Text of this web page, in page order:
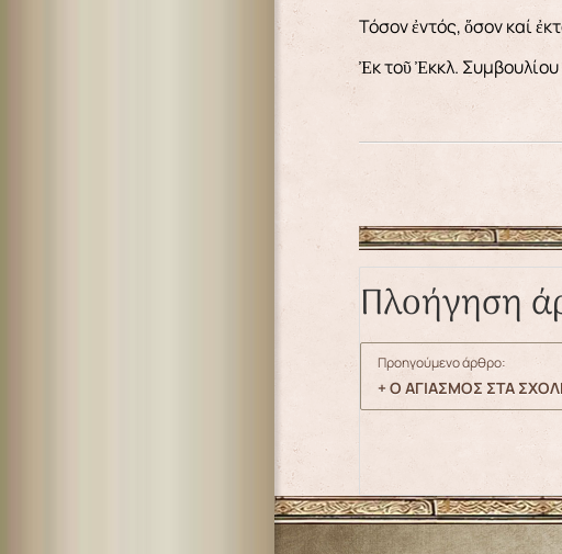
Τόσον ἐντός, ὅσον καί
Ἐκ τοῦ Ἐκκλ.
Πλοήγηση
Προηγούμενο άρθρο:
+ Ο ΑΓΙΑΣΜΟΣ ΣΤΑ